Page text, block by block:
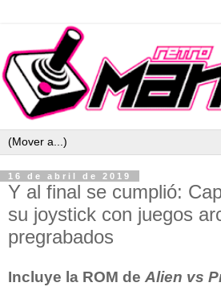
16 de abril de 2019
Y al final se cumplió:
su joystick con juegos
pregrabados
Incluye la ROM de Alien vs